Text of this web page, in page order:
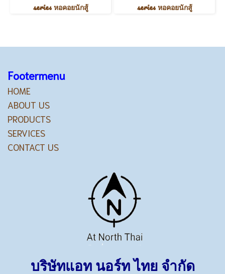
series หอคอยนักสู้ series หอคอยนักสู้
Footermenu
HOME
ABOUT US
PRODUCTS
SERVICES
CONTACT US
บริษัทแอท นอร์ท ไทย จำกัด